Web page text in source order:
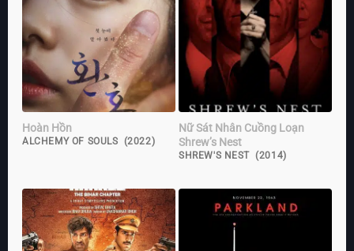
Hoàn Hồn
ALCHEMY OF SOULS (2022)
Nữ Sát Nhân Cuồng Loạn
Shrew’s Nest
SHREW'S NEST (2014)